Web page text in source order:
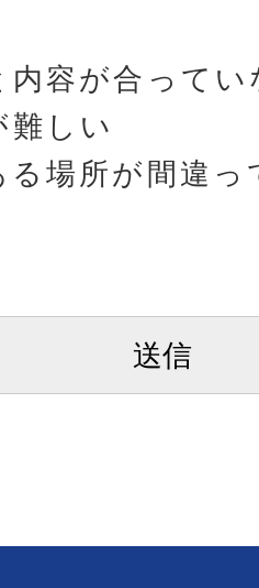
内容が合ってい
難しい
る場所が間違っ